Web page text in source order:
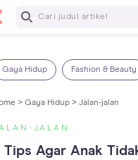
Baca
Gaya Hidup Fashion & Beauty
> Gaya Hidup > Jalan-jalan
JALAN
Tips Agar Anak